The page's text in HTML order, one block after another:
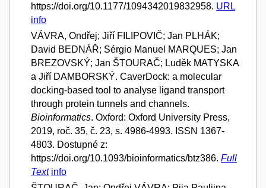
https://doi.org/10.1177/1094342019832958. URL
info
VÁVRA, Ondřej; Jiří FILIPOVIČ; Jan PLHÁK;
David BEDNÁŘ; Sérgio Manuel MARQUES; Jan
BREZOVSKÝ; Jan ŠTOURAČ; Luděk MATYSKA
a Jiří DAMBORSKÝ. CaverDock: a molecular
docking-based tool to analyse ligand transport
through protein tunnels and channels.
Bioinformatics. Oxford: Oxford University Press,
2019, roč. 35, č. 23, s. 4986-4993. ISSN 1367-
4803. Dostupné z:
https://doi.org/10.1093/bioinformatics/btz386. Full
Text info